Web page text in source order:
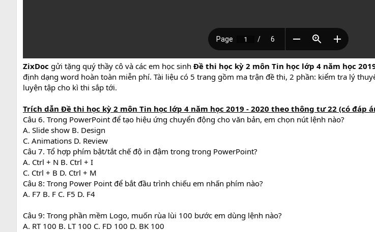
ZixDoc gửi tặng quý thầy cô và các em học sinh Đề thi học kỳ 2 môn Tin học lớp 4 năm học
định dạng word hoàn toàn miễn phí. Tài liệu có 5 trang gồm ma trận đề thi, 2 phần: kiểm tra lý
luyện tập cho kì thi sắp tới.
Trích dẫn Đề thi học kỳ 2 môn Tin học lớp 4 năm học 2019 - 2020 theo thông tư 22 (có đáp
Câu 6. Trong PowerPoint để tạo hiệu ứng chuyển động cho văn bản, em chọn nút lệnh nào?
A. Slide show B. Design
C. Animations D. Review
Câu 7. Tổ hợp phím bật/tắt chế độ in đậm trong trong PowerPoint?
A. Ctrl + N B. Ctrl + I
C. Ctrl + B D. Ctrl + M
Câu 8: Trong Power Point để bắt đầu trình chiếu em nhấn phím nào?
A. F7 B. F C. F5 D. F4
Câu 9: Trong phần mềm Logo, muốn rùa lùi 100 bước em dùng lệnh nào?
A. RT 100 B. LT 100 C. FD 100 D. BK 100